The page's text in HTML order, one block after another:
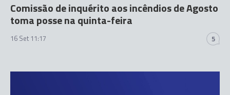
Comissão de inquérito aos incêndios de Agosto
toma posse na quinta-feira
16 Set 11:17 5